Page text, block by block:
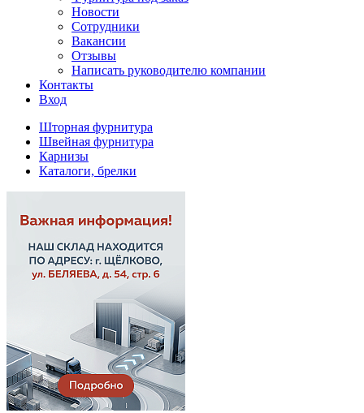
Новости
Сотрудники
Вакансии
Отзывы
Написать руководителю компании
Контакты
Вход
Шторная фурнитура
Швейная фурнитура
Карнизы
Каталоги, брелки